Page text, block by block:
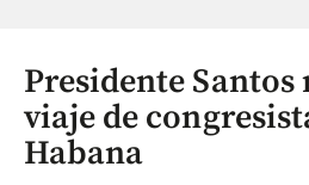
Presidente Santos
viaje de
Habana